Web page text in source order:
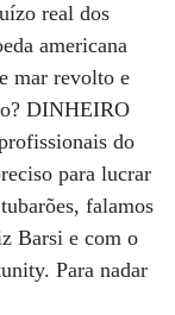
real dos
americana
mar revolto e
DINHEIRO
do
para lucrar
falamos
Barsi e com o
Para nadar